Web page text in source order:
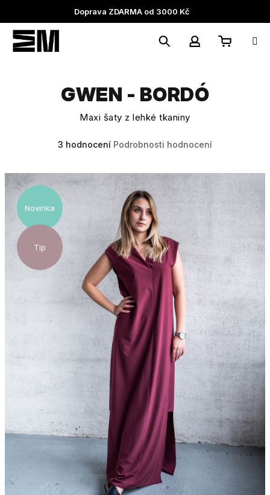
obsah
Doprava ZDARMA od 3000 Kč
GWEN - BORDÓ
Maxi šaty z lehké tkaniny
4,3
hvězdiček.
3 hodnocení Podrobnosti hodnocení
Novinka
Tip